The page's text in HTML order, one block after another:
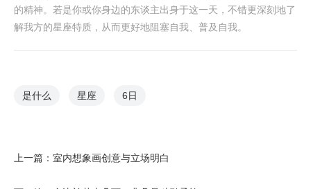
的精神。若是你或你身边的东谈主出身于这一天，不错更深刻地了
解我方的星座特质，从而更好地阻塞自我、普及自我。
是什么 星座 6日
上一篇： 室内想象画创意与立场明白